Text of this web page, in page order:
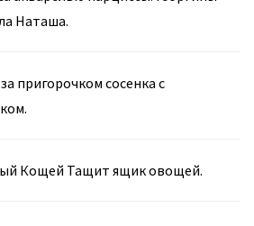
Наташа.
пригорочком сосенка с
Кощей Тащит ящик овощей.